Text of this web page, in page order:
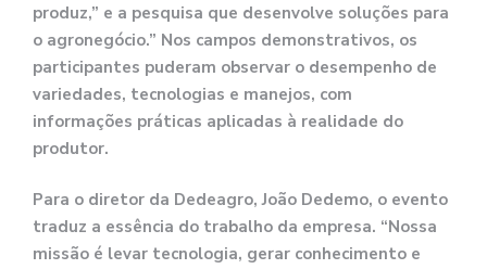
produz,” e a pesquisa que desenvolve soluções para
o agronegócio.” Nos campos demonstrativos, os
participantes puderam observar o desempenho de
variedades, tecnologias e manejos, com
informações práticas aplicadas à realidade do
produtor.
Para o diretor da Dedeagro, João Dedemo, o evento
traduz a essência do trabalho da empresa. “Nossa
missão é levar tecnologia, gerar conhecimento e